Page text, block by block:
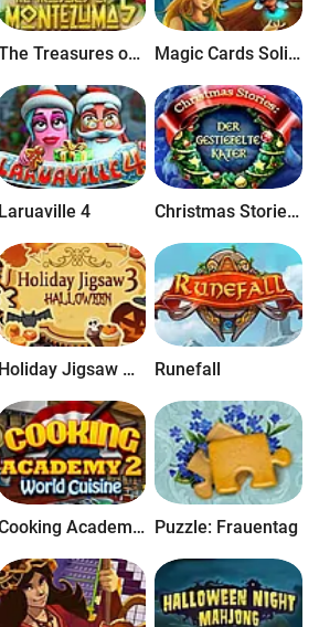
The Treasures of Montezuma 5 Magic Cards Solitaire
Laruaville 4 Christmas Stories: Der Gestiefelte Kater
Holiday Jigsaw Halloween 3 Runefall
Cooking Academy 2 Puzzle: Frauentag